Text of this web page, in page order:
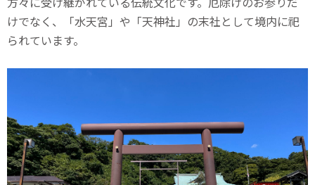
けでなく、「水天宮」や「天神社」の末社として境内に祀
られています。